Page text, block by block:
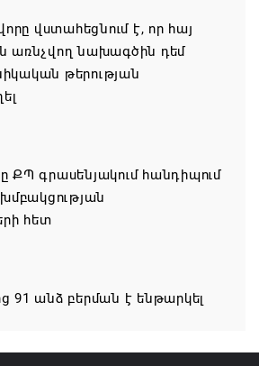
ՄԻԱՍԻՆ ՆՇԵԼՈՒ ՏԱՇՏՈՒՆ
ղեկավար Գևորգ Փարսյանի
գյուղական
վստահեցնում է, որ հայ
առնչվող նախագծին դեմ
թերության
ՔՊ գրասենյակում հանդիպում
հետ
91 անձ բերման է ենթարկել